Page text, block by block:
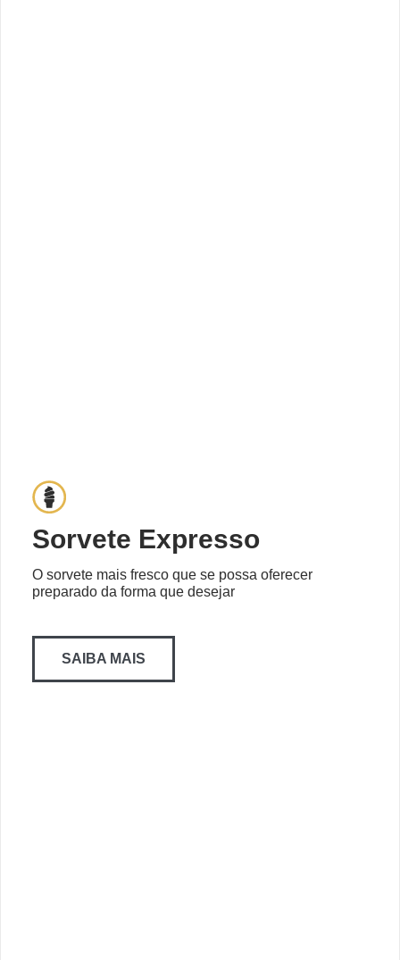
Sorvete Expresso
O sorvete mais fresco que se possa oferecer
preparado da forma que desejar
SAIBA MAIS